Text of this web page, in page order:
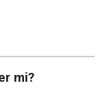
mi?